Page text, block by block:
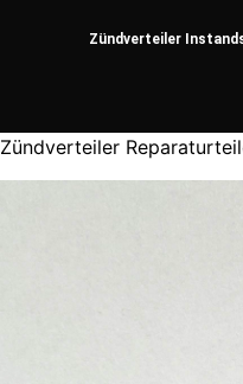
Zündverteiler
Zündverteiler